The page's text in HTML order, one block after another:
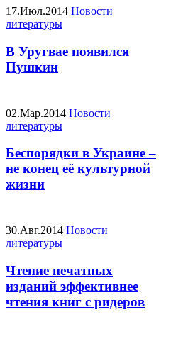
17.Июл.2014 Новости
литературы
В Уругвае появился
Пушкин
02.Мар.2014 Новости
литературы
Беспорядки в Украине –
не конец её культурной
жизни
30.Авг.2014 Новости
литературы
Чтение печатных
изданий эффективнее
чтения книг с ридеров